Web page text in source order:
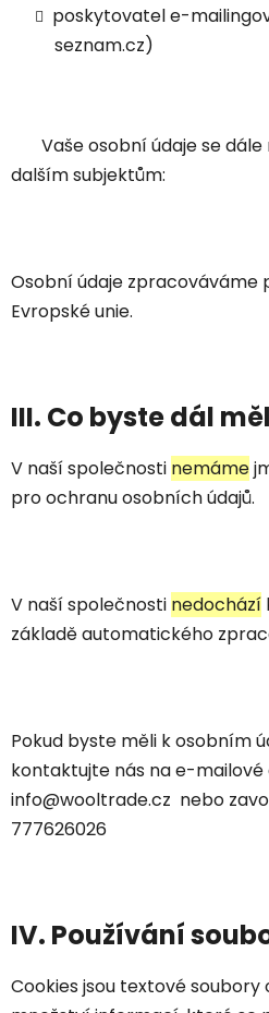
poskytovatel e-
seznam.cz)
Vaše osobní údaje se
dalším subjektům:
Osobní údaje zpracováváme
Evropské unie.
III. Co byste dál
V naší společnosti nemáme
pro ochranu osobních údajů.
V naší společnosti nedochází
základě automatického
Pokud byste měli k osobním
kontaktujte nás na e-mailové
info@wooltrade.cz nebo
777626026
IV. Používání
Cookies jsou textové